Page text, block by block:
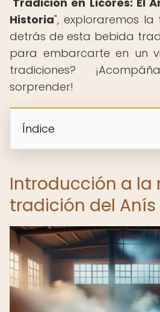
Historia", exploraremos la
detrás de esta bebida
para embarcarte en un
tradiciones?
sorprender!
Índice
Introducción a la
tradición del